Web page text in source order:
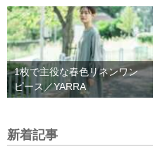
1枚で主役な春色リネンワン
ピース／YARRA
新着記事